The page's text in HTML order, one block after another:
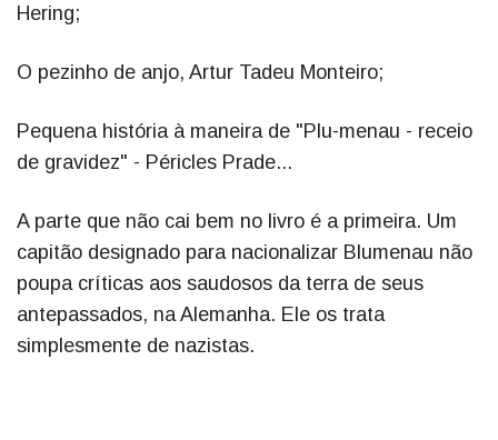
Hering;
O pezinho de anjo, Artur Tadeu Monteiro;
Pequena história à maneira de "Plu-menau - receio
de gravidez" - Péricles Prade...
A parte que não cai bem no livro é a primeira. Um
capitão designado para nacionalizar Blumenau não
poupa críticas aos saudosos da terra de seus
antepassados, na Alemanha. Ele os trata
simplesmente de nazistas.